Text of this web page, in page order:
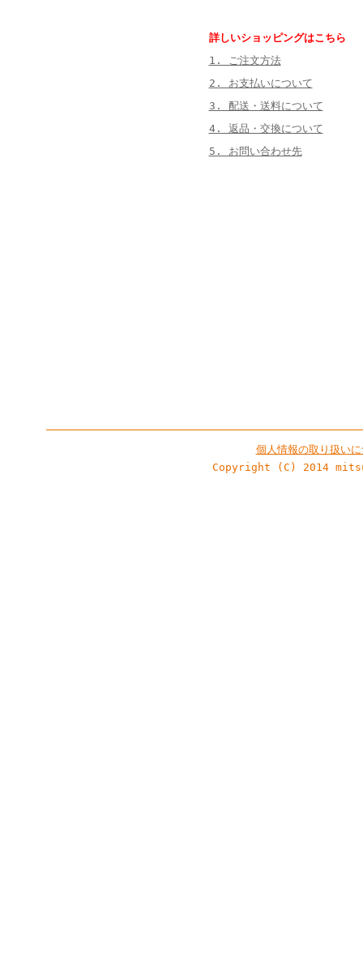
詳しいショッピングはこちら
1. ご注文方法
2. お支払いについて
3. 配送・送料について
4. 返品・交換について
5. お問い合わせ先
個人情報の取り扱い
Copyright (C) 2014